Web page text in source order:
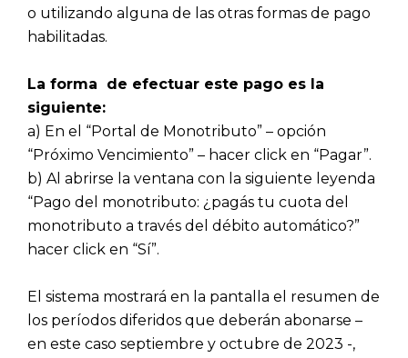
o utilizando alguna de las otras formas de pago
habilitadas.
La forma de efectuar este pago es la
siguiente:
a) En el “Portal de Monotributo” – opción
“Próximo Vencimiento” – hacer click en “Pagar”.
b) Al abrirse la ventana con la siguiente leyenda
“Pago del monotributo: ¿pagás tu cuota del
monotributo a través del débito automático?”
hacer click en “Sí”.
El sistema mostrará en la pantalla el resumen de
los períodos diferidos que deberán abonarse –
en este caso septiembre y octubre de 2023 -,